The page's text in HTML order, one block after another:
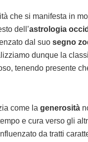
che si manifesta in
dell’astrologia
dal suo segno
dunque la
tenendo presente
come la generosità
e cura verso gli
da tratti